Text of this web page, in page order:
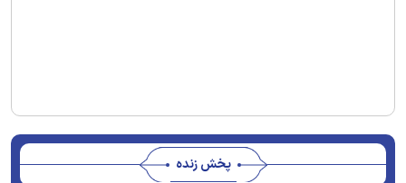
پخش زنده